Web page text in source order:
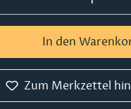
In den
Zum Merkzettel